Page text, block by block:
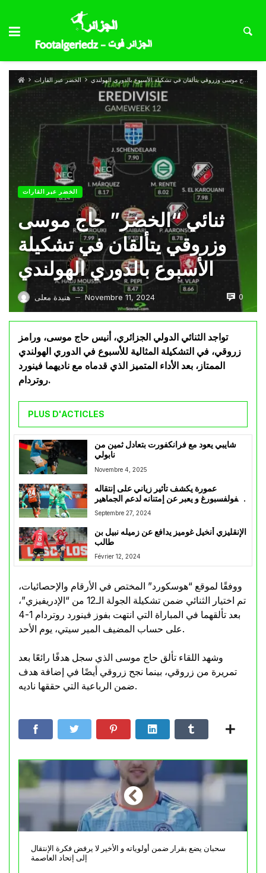
الخضر عبر القارات ثنائي “الخضر” حاج موسى وزروقي يتألقان في تشكيلة الأسبوع بالدوري الهولندي
الخضر عبر القارات
ثنائي “الخضر” حاج موسى
وزروقي يتألقان في تشكيلة
الأسبوع بالدوري الهولندي
هنيدة معلى — Novembre 11, 2024 0
تواجد الثنائي الدولي الجزائري، أنيس حاج موسى، ورامز
زروقي، في التشكيلة المثالية للأسبوع في الدوري الهولندي
الممتاز، بعد الأداء المتميز الذي قدماه مع ناديهما فينورد
روتردام.
PLUS D'ACTICLES
شايبي يعود مع فرانكفورت بتعادل ثمين من
نابولي
Novembre 4, 2025
عمورة يكشف تأثير زياني على إنتقاله
لفولفسبورغ و يعبر عن إمتنانه لدعم الجماهير
الجزائرية
Septembre 27, 2024
الإنقليزي أنخيل غوميز يدافع عن زميله نبيل بن
طالب
Février 12, 2024
ووفقًا لموقع “هوسكورد” المختص في الأرقام والإحصائيات،
تم اختيار الثنائي ضمن تشكيلة الجولة الـ12 من “الإدريفيزي”،
بعد تألقهما في المباراة التي انتهت بفوز فينورد روتردام 1-4
على حساب المضيف المير سيتي، يوم الأحد.
وشهد اللقاء تألق حاج موسى الذي سجل هدفًا رائعًا بعد
تمريرة من زروقي، بينما نجح زروقي أيضًا في إضافة هدف
ضمن الرباعية التي حققها ناديه.
سحبان يضع بقرار ضمن أولوياته و الأخير لا يرفض فكرة الإنتقال
إلى إتحاد العاصمة